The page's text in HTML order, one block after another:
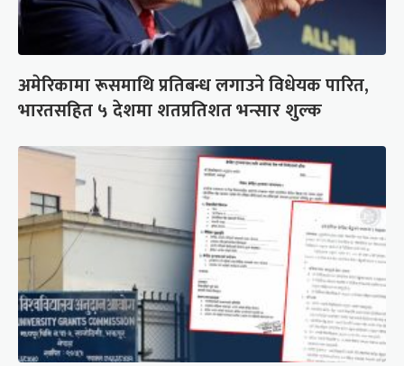
अमेरिकामा रूसमाथि प्रतिबन्ध लगाउने विधेयक पारित,
भारतसहित ५ देशमा शतप्रतिशत भन्सार शुल्क